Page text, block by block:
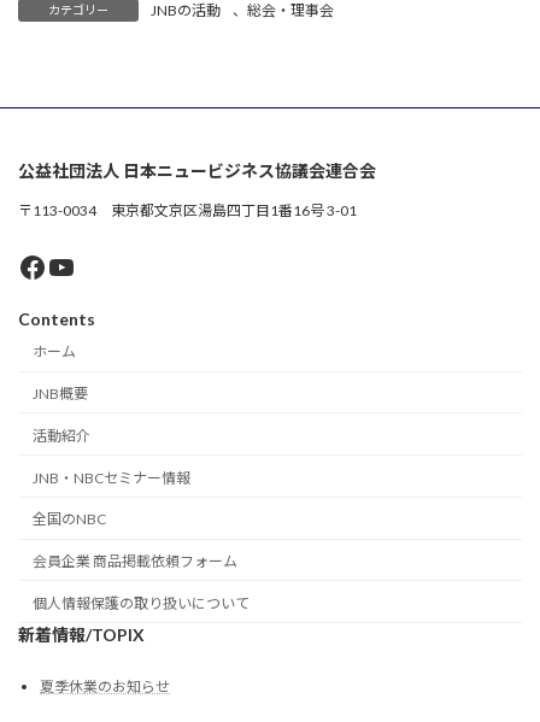
カテゴリー JNBの活動 、 総会・理事会
公益社団法人 日本ニュービジネス協議会連合会
〒113-0034 東京都文京区湯島四丁目1番16号 3-01
Facebook
YouTube
Contents
ホーム
JNB概要
活動紹介
JNB・NBCセミナー情報
全国のNBC
会員企業 商品掲載依頼フォーム
個人情報保護の取り扱いについて
新着情報/TOPIX
夏季休業のお知らせ